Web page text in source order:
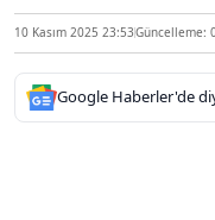
10 Kasım 2025 23:53Güncelleme:
Google Haberler'de